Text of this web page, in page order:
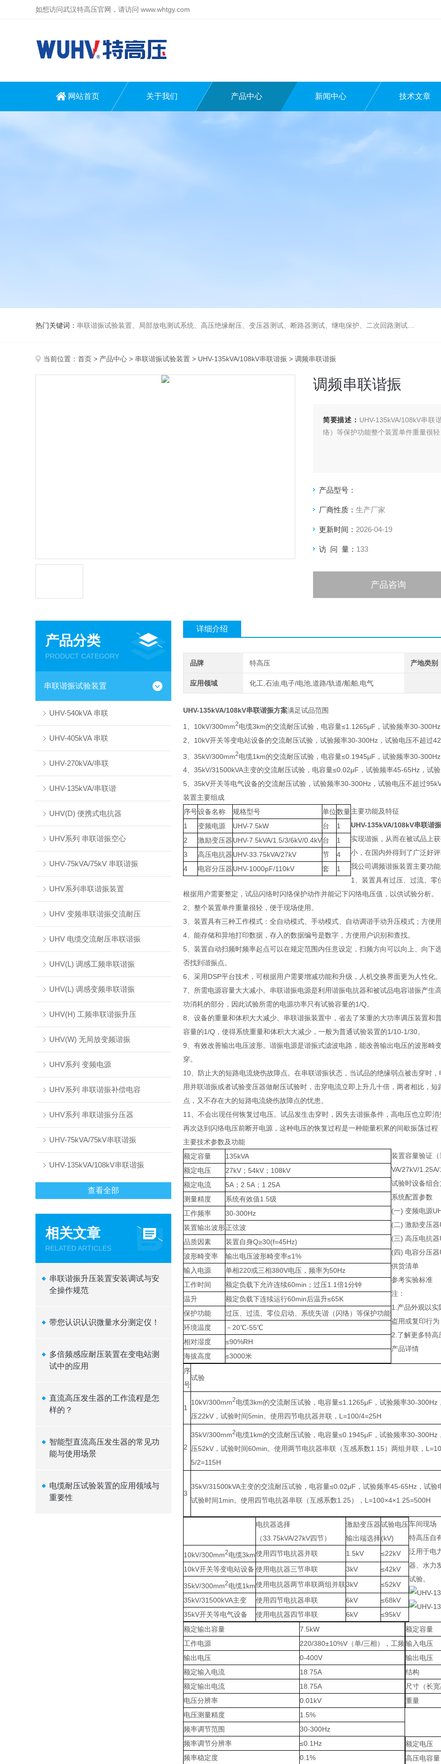
如想访问武汉特高压官网，请访问 www.whtgy.com
网站首页 关于我们 产品中心 新闻中心 技术文章
热门关键词： 串联谐振试验装置、局部放电测试系统、高压绝缘耐压、变压器测试、断路器测试、继电保护、二次回路测试、电
当前位置： 首页 > 产品中心 > 串联谐振试验装置 > UHV-135kVA/108kV串联谐振 > 调频串联谐振
调频串联谐振
简要描述： UHV-135kVA/108kV串
络）等保护功能整个装置单件重量很
产品型号：
厂商性质： 生产厂家
更新时间： 2026-04-19
访 问 量： 133
产品咨询
产品分类
PRODUCT CATEGORY
串联谐振试验装置
UHV-540kVA 串联
UHV-405kVA 串联
UHV-270kVA/串联
UHV-135kVA/串联谐
UHV(D) 便携式电抗器
UHV系列 串联谐振空心
UHV-75kVA/75kV 串联谐振
UHV系列串联谐振装置
UHV 变频串联谐振交流耐压
UHV 电缆交流耐压串联谐振
UHV(L) 调感工频串联谐振
UHV(L) 调感变频串联谐振
UHV(H) 工频串联谐振升压
UHV(W) 无局放变频谐振
UHV系列 变频电源
UHV系列 串联谐振补偿电容
UHV系列 串联谐振分压器
UHV-75kVA/75kV串联谐振
UHV-135kVA/108kV串联谐振
查看全部
相关文章
RELATED ARTICLES
串联谐振升压装置安装调试与安
全操作规范
带您认识认识微量水分测定仪！
多倍频感应耐压装置在变电站测
试中的应用
直流高压发生器的工作流程是怎
样的？
智能型直流高压发生器的常见功
能与使用场景
电缆耐压试验装置的应用领域与
重要性
详细介绍
品牌 特高压 产地类别
应用领域 化工,石油,电子/电池,道路/轨道/船舶,电气
UHV-135kVA/108kV串联谐振方案满足试品范围
1、10kV/300mm2电缆3km的交流耐压试验，电容量≤1.1265μF，试验频率30-
2、10kV开关等变电站设备的交流耐压试验，试验频率30-300Hz，试验电压不超过
3、35kV/300mm2电缆1km的交流耐压试验，电容量≤0.1945μF，试验频率30-
4、35kV/31500kVA主变的交流耐压试验，电容量≤0.02μF，试验频率45-65Hz，试
5、35kV开关等电气设备的交流耐压试验，试验频率30-300Hz，试验电压不超过
装置主要组成
序号设备名称 规格型号 单位数量
1
变频电源 UHV-7.5kW 台
1
2
激励变压器UHV-7.5kVA/1.5/3/6kV/0.4kV台
1
3
高压电抗器UHV-33.75kVA/27kV 节
4
4
电容分压器UHV-1000pF/110kV 套 1
主要功能及特征
UHV-135kVA/108kV串联谐
实现谐振，从而在被试品上
小，在国内外得到了广泛好
我公司调频谐振装置主要功
1、装置具有过压、过流、
根据用户需要整定，试品闪络时闪络保护动作并能记下闪络电压值，以供试验分析。
2、整个装置单件重量很轻，便于现场使用。
3、装置具有三种工作模式：全自动模式、手动模式、自动调谐手动升压模式；方便
4、能存储和异地打印数据，存入的数据编号是数字，方便用户识别和查找。
5、装置自动扫频时频率起点可以在规定范围内任意设定，扫频方向可以向上、向下
否找到谐振点。
6、采用DSP平台技术，可根据用户需要增减功能和升级，人机交换界面更为人性化
7、所需电源容量大大减小。串联谐振电源是利用谐振电抗器和被试品电容谐振产生
功消耗的部分，因此试验所需的电源功率只有试验容量的1/Q。
8、设备的重量和体积大大减少。串联谐振装置中，省去了笨重的大功率调压装置和
容量的1/Q，使得系统重量和体积大大减少，一般为普通试验装置的1/10-1/30。
9、有效改善输出电压波形。谐振电源是谐振式滤波电路，能改善输出电压的波形畸
穿。
10、防止大的短路电流烧伤故障点。在串联谐振状态，当试品的绝缘弱点被击穿时
用并联谐振或者试验变压器做耐压试验时，击穿电流立即上升几十倍，两者相比，
点，又不存在大的短路电流烧伤故障点的忧患。
11、不会出现任何恢复过电压。试品发生击穿时，因失去谐振条件，高电压也立即
再次达到闪络电压前断开电源，这种电压的恢复过程是一种能量积累的间歇振荡过
主要技术参数及功能
额定容量
135kVA
额定电压
27kV；54kV；108kV
额定电流
5A；2.5A；1.25A
测量精度
系统有效值1.5级
工作频率
30-300Hz
装置输出波形正弦波
品质因素
装置自身Q≥30(f=45Hz)
波形畸变率
输出电压波形畸变率≤1%
输入电源
单相220或三相380V电压，频率为50Hz
工作时间
额定负载下允许连续60min；过压1.1倍1分钟
温升
额定负载下连续运行60min后温升≤65K
保护功能
过压、过流、零位启动、系统失谐（闪络）等保护功能
环境温度
－20℃-55℃
相对湿度
≤90%RH
海拔高度
≤3000米
装置容量验证
VA/27kV/
序
号
试验
1
10kV/300mm2电缆3km的交流耐压试验，电容量≤1.1265μF，试验频率30-300Hz
压22kV，试验时间5min。使用四节电抗器并联，L=100/4=25H
2
35kV/300mm2电缆1km的交流耐压试验，电容量≤0.1945μF，试验频率30-300Hz
压52kV，试验时间60min。使用两节电抗器串联（互感系数1.15）两组并联，
5/2=115H
3
35kV/31500kVA主变的交流耐压试验，电容量≤0.02μF，试验频率45-65Hz，试验
试验时间1min。使用四节电抗器串联（互感系数1.25），L=100×4×1.25=500H
试验时设备组合
电抗器选择
（33.75kVA/27kV四节）
激励变压器
输出端选择
试验电压
(kV)
10kV/300mm2电缆3km使用四节电抗器并联 1.5kV
≤22kV
10kV开关等变电站设备 使用电抗器三节串联 3kV ≤42kV
35kV/300mm2电缆1km使用电抗器两节串联两组并联3kV
≤52kV
35kV/31500kVA主变
使用四节电抗器串联 6kV
≤68kV
35kV开关等电气设备
使用电抗器四节串联 6kV ≤95kV
系统配置参数
(一) 变频电源
额定输出容量
7.5kW
工作电源
220/380±10%V（单/三相），工频
输出电压
0-400V
额定输入电流
18.75A
额定输出电流
18.75A
电压分辨率
0.01kV
电压测量精度
1.5%
频率调节范围
30-300Hz
频率调节分辨率
≤0.1Hz
频率稳定度
0.1%
(二) 激励变压
额定容量
输入电压
输出电压
结构
尺寸（长
重量
(三) 高压电抗
(四) 电容分压
额定电压
高压电容量
供货清单
参考实验标准
注：
1.产品外观以
盗用或复印行
2.了解更多特高
产品详情
车间现场
特高压自
泛用于电
器、水力
试验。